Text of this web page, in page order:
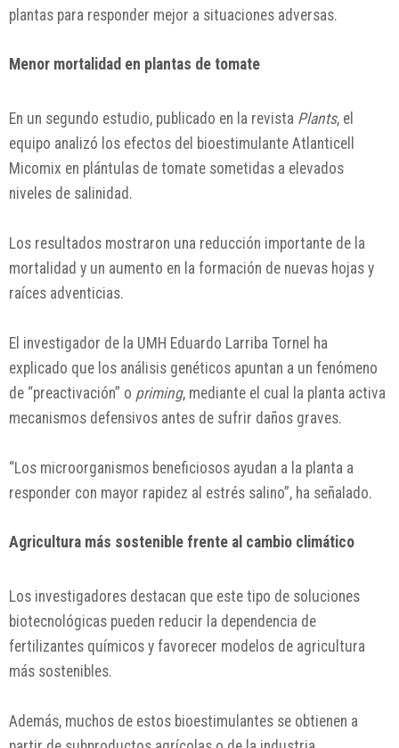
plantas para responder mejor a situaciones adversas.
Menor mortalidad en plantas de tomate
En un segundo estudio, publicado en la revista Plants, el
equipo analizó los efectos del bioestimulante Atlanticell
Micomix en plántulas de tomate sometidas a elevados
niveles de salinidad.
Los resultados mostraron una reducción importante de la
mortalidad y un aumento en la formación de nuevas hojas y
raíces adventicias.
El investigador de la UMH Eduardo Larriba Tornel ha
explicado que los análisis genéticos apuntan a un fenómeno
de “preactivación” o priming, mediante el cual la planta activa
mecanismos defensivos antes de sufrir daños graves.
“Los microorganismos beneficiosos ayudan a la planta a
responder con mayor rapidez al estrés salino”, ha señalado.
Agricultura más sostenible frente al cambio climático
Los investigadores destacan que este tipo de soluciones
biotecnológicas pueden reducir la dependencia de
fertilizantes químicos y favorecer modelos de agricultura
más sostenibles.
Además, muchos de estos bioestimulantes se obtienen a